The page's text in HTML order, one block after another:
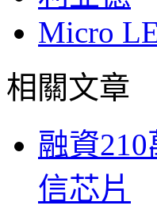
Micro
相關文章
融資
信芯片